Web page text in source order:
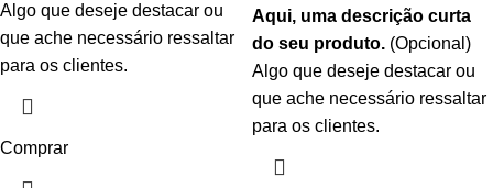
Algo que deseje destacar ou
que ache necessário ressaltar
para os clientes.
Comprar
Aqui, uma descrição curta
do seu produto. (Opcional)
Algo que deseje destacar ou
que ache necessário ressaltar
para os clientes.